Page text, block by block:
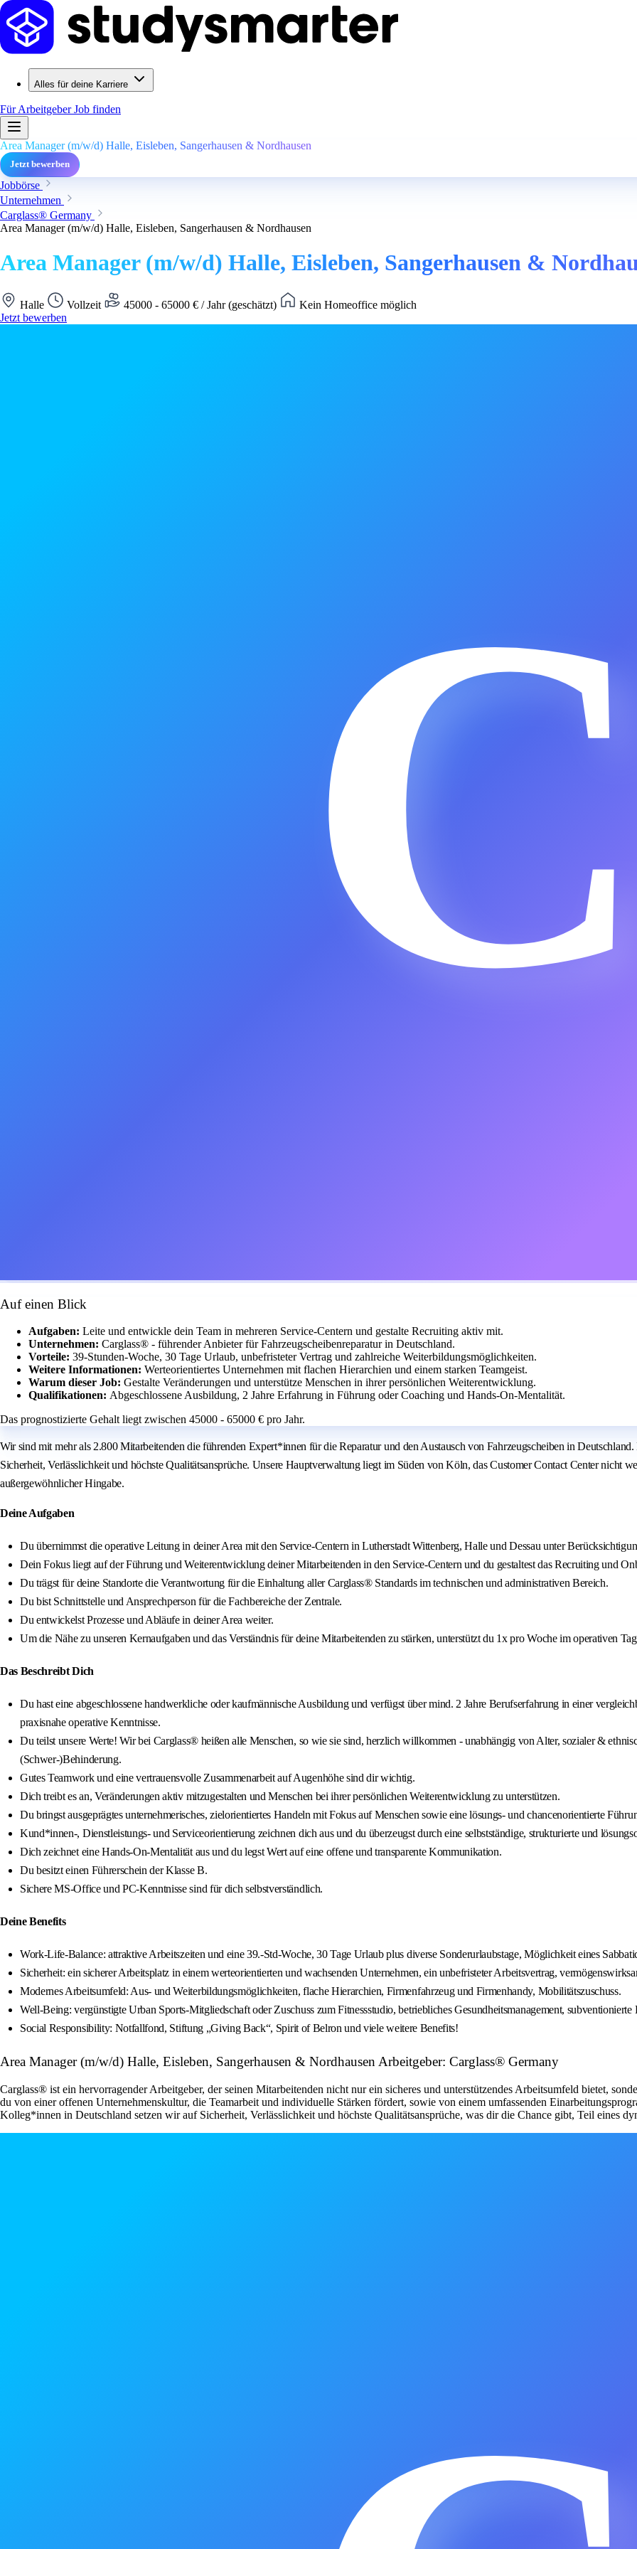
Alles für deine Karriere
Für ArbeitgeberJob finden
Area Manager (m/w/d) Halle, Eisleben, Sangerhausen & Nordhausen
Jetzt bewerben
Jobbörse
Unternehmen
Carglass® Germany
Area Manager (m/w/d) Halle, Eisleben, Sangerhausen & Nordhausen
Area Manager (m/w/d) Halle, Eisleben, Sangerhausen &
Halle Vollzeit 45000 - 65000 € / Jahr (geschätzt)
Kein Homeoffice möglich
Jetzt bewerben
Auf einen Blick
Aufgaben: Leite und entwickle dein Team in mehreren Service-Centern und gestalte Recruiting aktiv mit.
Unternehmen: Carglass® - führender Anbieter für Fahrzeugscheibenreparatur in Deutschland.
Vorteile: 39-Stunden-Woche, 30 Tage Urlaub, unbefristeter Vertrag und zahlreiche Weiterbildungsmöglichkeiten.
Weitere Informationen: Werteorientiertes Unternehmen mit flachen Hierarchien und einem starken Teamgeist.
Warum dieser Job: Gestalte Veränderungen und unterstütze Menschen in ihrer persönlichen Weiterentwicklung.
Qualifikationen: Abgeschlossene Ausbildung, 2 Jahre Erfahrung in Führung oder Coaching und Hands-On-Mentalität.
Das prognostizierte Gehalt liegt zwischen 45000 - 65000 € pro Jahr.
Wir sind mit mehr als 2.800 Mitarbeitenden die führenden Expert*innen für die Reparatur und den Austausch von Fahrzeugscheiben in
Sicherheit, Verlässlichkeit und höchste Qualitätsansprüche. Unsere Hauptverwaltung liegt im Süden von Köln, das Customer Contact Center nicht
außergewöhnlicher Hingabe.
Deine Aufgaben
Du übernimmst die operative Leitung in deiner Area mit den Service-Centern in Lutherstadt Wittenberg, Halle und Dessau unter
Dein Fokus liegt auf der Führung und Weiterentwicklung deiner Mitarbeitenden in den Service-Centern und du gestaltest das Recruiting und
Du trägst für deine Standorte die Verantwortung für die Einhaltung aller Carglass® Standards im technischen und administrativen Bereich.
Du bist Schnittstelle und Ansprechperson für die Fachbereiche der Zentrale.
Du entwickelst Prozesse und Abläufe in deiner Area weiter.
Um die Nähe zu unseren Kernaufgaben und das Verständnis für deine Mitarbeitenden zu stärken, unterstützt du 1x pro Woche im operativen
Das Beschreibt Dich
Du hast eine abgeschlossene handwerkliche oder kaufmännische Ausbildung und verfügst über mind. 2 Jahre Berufserfahrung in einer
praxisnahe operative Kenntnisse.
Du teilst unsere Werte! Wir bei Carglass® heißen alle Menschen, so wie sie sind, herzlich willkommen - unabhängig von Alter, sozialer &
(Schwer-)Behinderung.
Gutes Teamwork und eine vertrauensvolle Zusammenarbeit auf Augenhöhe sind dir wichtig.
Dich treibt es an, Veränderungen aktiv mitzugestalten und Menschen bei ihrer persönlichen Weiterentwicklung zu unterstützen.
Du bringst ausgeprägtes unternehmerisches, zielorientiertes Handeln mit Fokus auf Menschen sowie eine lösungs- und chancenorientierte
Kund*innen-, Dienstleistungs- und Serviceorientierung zeichnen dich aus und du überzeugst durch eine selbstständige, strukturierte und
Dich zeichnet eine Hands-On-Mentalität aus und du legst Wert auf eine offene und transparente Kommunikation.
Du besitzt einen Führerschein der Klasse B.
Sichere MS-Office und PC-Kenntnisse sind für dich selbstverständlich.
Deine Benefits
Work-Life-Balance: attraktive Arbeitszeiten und eine 39.-Std-Woche, 30 Tage Urlaub plus diverse Sonderurlaubstage, Möglichkeit eines
Sicherheit: ein sicherer Arbeitsplatz in einem werteorientierten und wachsenden Unternehmen, ein unbefristeter Arbeitsvertrag,
Modernes Arbeitsumfeld: Aus- und Weiterbildungsmöglichkeiten, flache Hierarchien, Firmenfahrzeug und Firmenhandy, Mobilitätszuschuss.
Well-Being: vergünstigte Urban Sports-Mitgliedschaft oder Zuschuss zum Fitnessstudio, betriebliches Gesundheitsmanagement,
Social Responsibility: Notfallfond, Stiftung „Giving Back“, Spirit of Belron und viele weitere Benefits!
Area Manager (m/w/d) Halle, Eisleben, Sangerhausen & Nordhausen Arbeitgeber: Carglass® Germany
Carglass® ist ein hervorragender Arbeitgeber, der seinen Mitarbeitenden nicht nur ein sicheres und unterstützendes Arbeitsumfeld bietet,
du von einer offenen Unternehmenskultur, die Teamarbeit und individuelle Stärken fördert, sowie von einem umfassenden
Kolleg*innen in Deutschland setzen wir auf Sicherheit, Verlässlichkeit und höchste Qualitätsansprüche, was dir die Chance gibt, Teil eines